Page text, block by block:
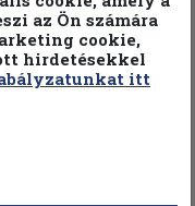
az Ön számára
cookie,
hirdetésekkel
itt